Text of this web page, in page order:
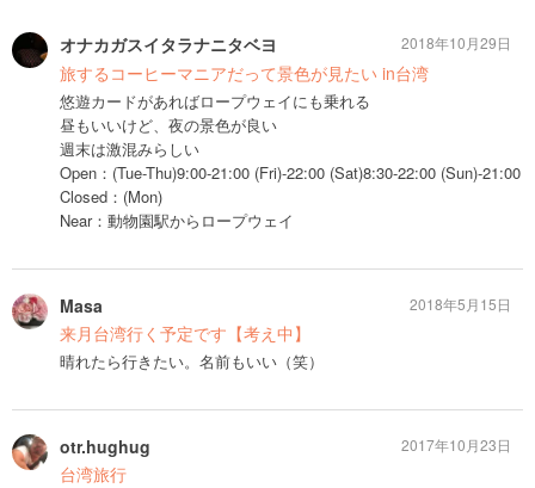
オナカガスイタラナニタベヨ
旅するコーヒーマニアだって景色が見たい in台湾
悠遊カードがあればロープウェイにも乗れる
昼もいいけど、夜の景色が良い
週末は激混みらしい
Open：(Tue-Thu)9:00-21:00 (Fri)-22:00 (Sat)8:30-22:00 (Sun)-21:00
Closed：(Mon)
Near：動物園駅からロープウェイ
2018年10月29日
Masa
来月台湾行く予定です【考え中】
晴れたら行きたい。名前もいい（笑）
2018年5月15日
otr.hughug
台湾旅行
2017年10月23日